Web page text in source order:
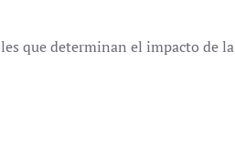
que determinan el impacto de la